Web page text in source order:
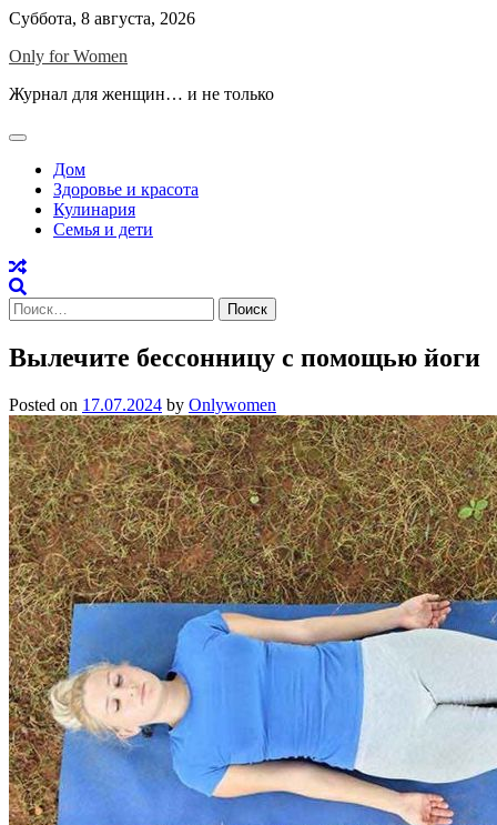
Skip
content
Суббота, 8 августа, 2026
Only for Women
Журнал для женщин… и не только
Дом
Здоровье и красота
Кулинария
Семья и дети
Найти:
Вылечите бессонницу с помощью йоги
Posted on 17.07.2024 by Onlywomen